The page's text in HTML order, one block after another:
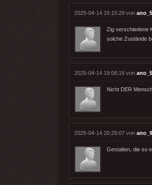
2025-04-14 15:15:29 von
Zig verschiedene
solche Zustände
2025-04-14 19:06:16 von
Nicht DER
2025-04-14 20:29:07 von
Gestalten, die so